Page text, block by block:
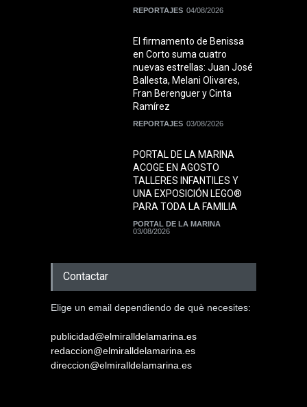
REPORTAJES 04/08/2026
El firmamento de Benissa
en Corto suma cuatro
nuevas estrellas: Juan José
Ballesta, Melani Olivares,
Fran Berenguer y Cinta
Ramírez
REPORTAJES 03/08/2026
PORTAL DE LA MARINA
ACOGE EN AGOSTO
TALLERES INFANTILES Y
UNA EXPOSICIÓN LEGO®
PARA TODA LA FAMILIA
PORTAL DE LA MARINA
03/08/2026
Contactar
Elige un email dependiendo de què necesites:
publicidad@elmiralldelamarina.es
redaccion@elmiralldelamarina.es
direccion@elmiralldelamarina.es